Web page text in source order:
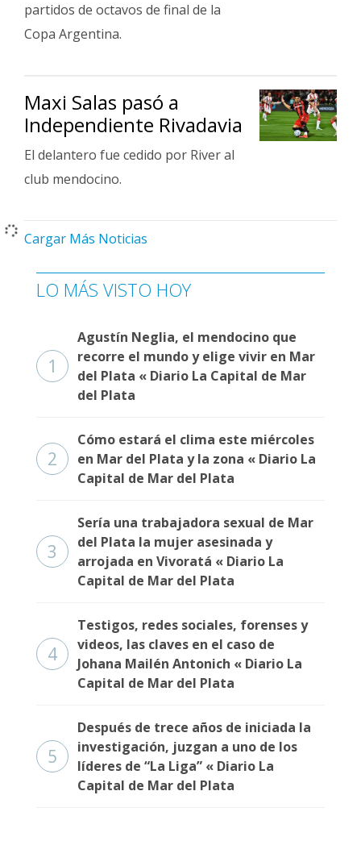
partidos de octavos de final de la
Copa Argentina.
Maxi Salas pasó a
Independiente Rivadavia
El delantero fue cedido por River al
club mendocino.
Cargar Más Noticias
LO MÁS VISTO HOY
1
Agustín Neglia, el mendocino que
recorre el mundo y elige vivir en Mar
del Plata « Diario La Capital de Mar
del Plata
2
Cómo estará el clima este miércoles
en Mar del Plata y la zona « Diario La
Capital de Mar del Plata
3
Sería una trabajadora sexual de Mar
del Plata la mujer asesinada y
arrojada en Vivoratá « Diario La
Capital de Mar del Plata
4
Testigos, redes sociales, forenses y
videos, las claves en el caso de
Johana Mailén Antonich « Diario La
Capital de Mar del Plata
5
Después de trece años de iniciada la
investigación, juzgan a uno de los
líderes de “La Liga” « Diario La
Capital de Mar del Plata